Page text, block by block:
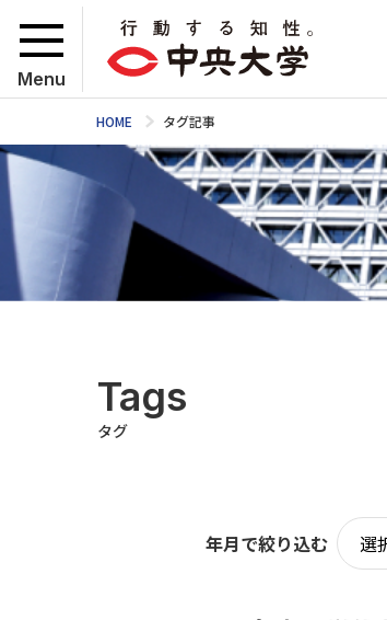
Menu
HOME タグ記事
Tags
タグ
年月で絞り込む